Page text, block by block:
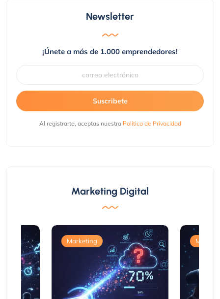
Newsletter
¡Únete a más de 1.000 emprendedores!
Suscribete
Al registrarte, aceptas nuestra Política de Privacidad
Marketing Digital
Marketing